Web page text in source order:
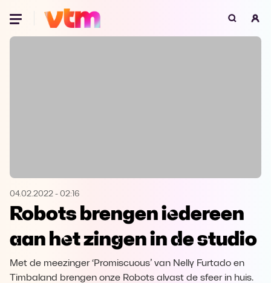
Oeps, browser niet ondersteund
Microsoft Edge Download
Opera Download
04.02.2022 - 02:16
Robots brengen iedereen
aan het zingen in de studio
Met de meezinger ‘Promiscuous’ van Nelly Furtado en
Timbaland brengen onze Robots alvast de sfeer in huis.